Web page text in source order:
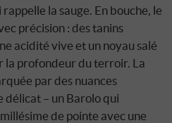
la sauge. En bouche, le
précision : des tanins
acidité vive et un noyau salé
la profondeur du terroir. La
par des nuances
délicat – un Barolo qui
de pointe avec une